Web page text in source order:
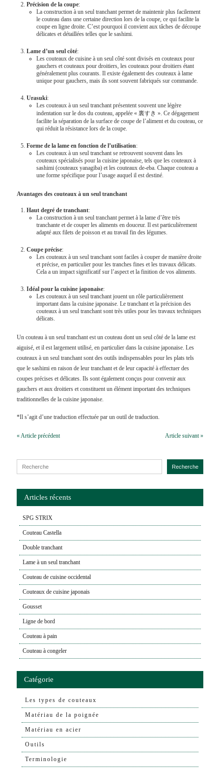
Précision de la coupe:
La construction à un seul tranchant permet de maintenir plus facilement
le couteau dans une certaine direction lors de la coupe, ce qui facilite la
coupe en ligne droite. C’est pourquoi il convient aux tâches de découpe
délicates et détaillées telles que le sashimi.
Lame d’un seul côté:
Les couteaux de cuisine à un seul côté sont divisés en couteaux pour
gauchers et couteaux pour droitiers, les couteaux pour droitiers étant
généralement plus courants. Il existe également des couteaux à lame
unique pour gauchers, mais ils sont souvent fabriqués sur commande.
Urasuki:
Les couteaux à un seul tranchant présentent souvent une légère
indentation sur le dos du couteau, appelée « 裏すき ». Ce dégagement
facilite la séparation de la surface de coupe de l’aliment et du couteau, ce
qui réduit la résistance lors de la coupe.
Forme de la lame en fonction de l’utilisation:
Les couteaux à un seul tranchant se retrouvent souvent dans les
couteaux spécialisés pour la cuisine japonaise, tels que les couteaux à
sashimi (couteaux yanagiba) et les couteaux de-eba. Chaque couteau a
une forme spécifique pour l’usage auquel il est destiné.
Avantages des couteaux à un seul tranchant
Haut degré de tranchant:
La construction à un seul tranchant permet à la lame d’être très
tranchante et de couper les aliments en douceur. Il est particulièrement
adapté aux filets de poisson et au travail fin des légumes.
Coupe précise:
Les couteaux à un seul tranchant sont faciles à couper de manière droite
et précise, en particulier pour les tranches fines et les travaux délicats.
Cela a un impact significatif sur l’aspect et la finition de vos aliments.
Idéal pour la cuisine japonaise:
Les couteaux à un seul tranchant jouent un rôle particulièrement
important dans la cuisine japonaise. Le tranchant et la précision des
couteaux à un seul tranchant sont très utiles pour les travaux techniques
délicats.
Un couteau à un seul tranchant est un couteau dont un seul côté de la lame est
aiguisé, et il est largement utilisé, en particulier dans la cuisine japonaise. Les
couteaux à un seul tranchant sont des outils indispensables pour les plats tels
que le sashimi en raison de leur tranchant et de leur capacité à effectuer des
coupes précises et délicates. Ils sont également conçus pour convenir aux
gauchers et aux droitiers et constituent un élément important des techniques
traditionnelles de la cuisine japonaise.
*Il s’agit d’une traduction effectuée par un outil de traduction.
« Article précédent Article suivant »
Search for:
Recherche
Articles récents
SPG STRIX
Couteau Castella
Double tranchant
Lame à un seul tranchant
Couteau de cuisine occidental
Couteaux de cuisine japonais
Gousset
Ligne de bord
Couteau à pain
Couteau à congeler
Catégorie
Les types de couteaux
Matériau de la poignée
Matériau en acier
Outils
Terminologie